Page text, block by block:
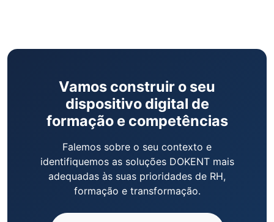
Vamos construir o seu
dispositivo digital de
formação e competências
Falemos sobre o seu contexto e
identifiquemos as soluções DOKENT mais
adequadas às suas prioridades de RH,
formação e transformação.